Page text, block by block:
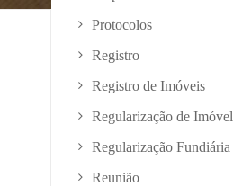
Protocolos
Registro
Registro de Imóveis
Regularização de Imóvel
Regularização Fundiária
Reunião